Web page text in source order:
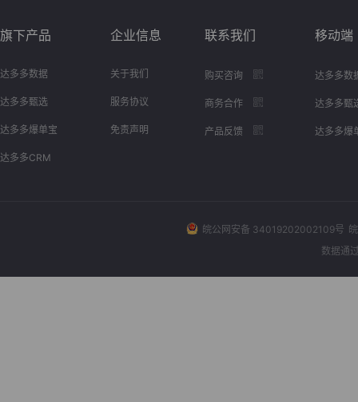
旗下产品
达多多数据
达多多甄选
达多多爆单宝
达多多CRM
企业信息
关于我们
服务协议
免责声明
联系我们
购买咨询
商务合作
产品反馈
移动端
达多多数
达多多甄
达多多爆
皖公网安备 34019202002109号
数据通